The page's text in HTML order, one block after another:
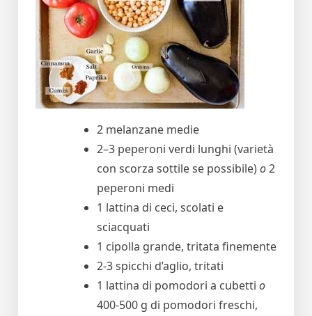
2 melanzane medie
2–3 peperoni verdi lunghi (varietà
con scorza sottile se possibile)o2
peperoni medi
1 lattina di ceci, scolati e
sciacquati
1 cipolla grande, tritata finemente
2-3 spicchi d’aglio, tritati
1 lattina di pomodori a cubetti o
400-500 g di pomodori freschi,